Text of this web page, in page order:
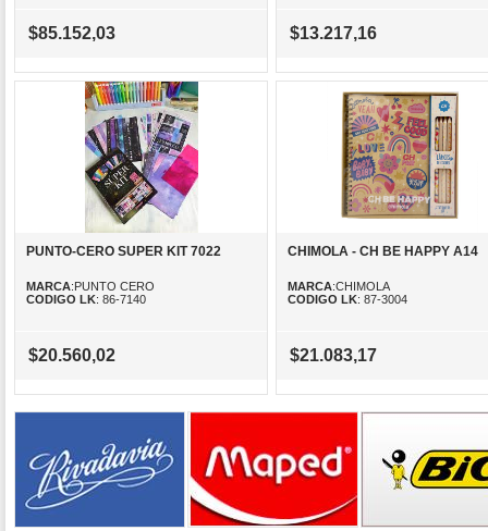
$85.152,03 $13.217,16
PUNTO-CERO SUPER KIT 7022
MARCA:PUNTO CERO
CODIGO LK: 86-7140
$20.560,02
CHIMOLA - CH BE HAPPY A14
MARCA:CHIMOLA
CODIGO LK: 87-3004
$21.083,17